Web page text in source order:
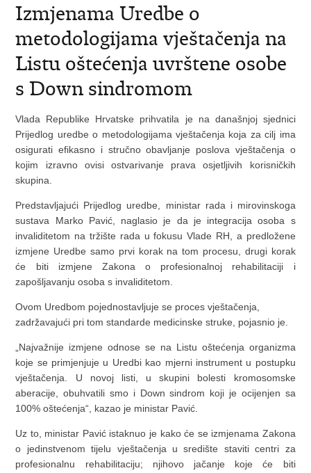
Izmjenama Uredbe o
metodologijama vještačenja na
Listu oštećenja uvrštene osobe
s Down sindromom
Vlada Republike Hrvatske prihvatila je na današnjoj sjednici
Prijedlog uredbe o metodologijama vještačenja koja za cilj ima
osigurati efikasno i stručno obavljanje poslova vještačenja o
kojim izravno ovisi ostvarivanje prava osjetljivih korisničkih
skupina.
Predstavljajući Prijedlog uredbe, ministar rada i mirovinskoga
sustava Marko Pavić, naglasio je da je integracija osoba s
invaliditetom na tržište rada u fokusu Vlade RH, a predložene
izmjene Uredbe samo prvi korak na tom procesu, drugi korak
će biti izmjene Zakona o profesionalnoj rehabilitaciji i
zapošljavanju osoba s invaliditetom.
Ovom Uredbom pojednostavljuje se proces vještačenja,
zadržavajući pri tom standarde medicinske struke, pojasnio je.
„Najvažnije izmjene odnose se na Listu oštećenja organizma
koje se primjenjuje u Uredbi kao mjerni instrument u postupku
vještačenja. U novoj listi, u skupini bolesti kromosomske
aberacije, obuhvatili smo i Down sindrom koji je ocijenjen sa
100% oštećenja“, kazao je ministar Pavić.
Uz to, ministar Pavić istaknuo je kako će se izmjenama Zakona
o jedinstvenom tijelu vještačenja u središte staviti centri za
profesionalnu rehabilitaciju; njihovo jačanje koje će biti